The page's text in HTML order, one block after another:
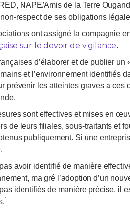
Pérou
Syrie
Venezuela
NAPE/Amis de la Terre
respect de ses obligations
ont assigné la compagnie
sur le devoir de vigilance.
d’élaborer et de publier un
et l’environnement identifiés
prévenir les atteintes graves à ces
sont effectives et mises en
de leurs filiales, sous-traitants et
publiquement. Si une
avoir identifié de manière
malgré l ’adoption d’un
identifiés de manière précise, il
1